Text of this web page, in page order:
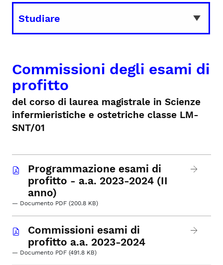
Commissioni degli esami di
profitto
del corso di laurea magistrale in Scienze
infermieristiche e ostetriche classe LM-
SNT/01
Programmazione esami di
profitto - a.a. 2023-2024 (II
anno)
— Documento PDF (200.8 KB)
Commissioni esami di
profitto a.a. 2023-2024
— Documento PDF (491.8 KB)